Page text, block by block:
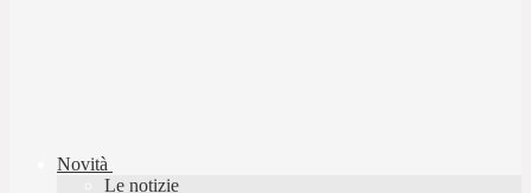
Novità
Le notizie